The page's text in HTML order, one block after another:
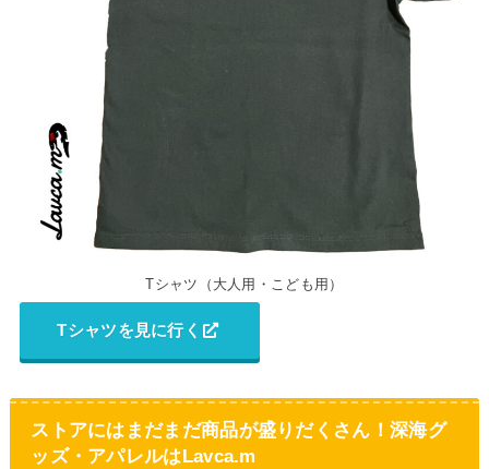
Tシャツ（大人用・こども用）
Tシャツを見に行く
ストアにはまだまだ商品が盛りだくさん！深海グ
ッズ・アパレルはLavca.m